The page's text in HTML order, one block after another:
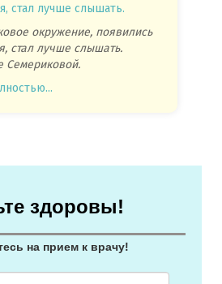
стал лучше слышать.
окружение, появились
стал лучше слышать.
Семериковой.
здоровы!
на прием к врачу!